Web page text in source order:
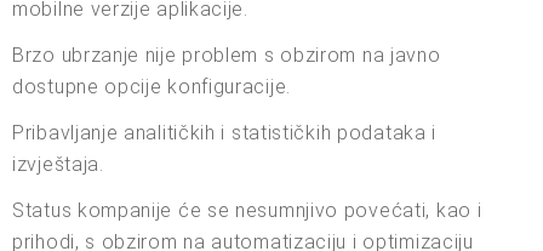
mobilne verzije aplikacije.
Brzo ubrzanje nije problem s obzirom na javno
dostupne opcije konfiguracije.
Pribavljanje analitičkih i statističkih podataka i
izvještaja.
Status kompanije će se nesumnjivo povećati, kao i
prihodi, s obzirom na automatizaciju i optimizaciju